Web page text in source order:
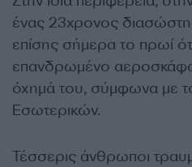
ένας 23χρονος
επίσης σήμερα το πρωί
επανδρωμένο
όχημά του, σύμφωνα με
Εσωτερικών.
Τέσσερις άνθρωποι